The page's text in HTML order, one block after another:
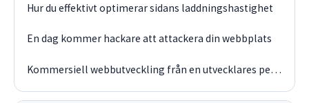
Hur du effektivt optimerar sidans laddningshastighet
En dag kommer hackare att attackera din webbplats
Kommersiell webbutveckling från en utvecklares perspektiv 2019